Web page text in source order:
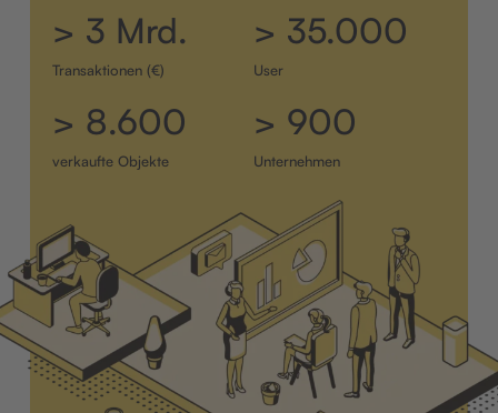
> 3 Mrd.
Transaktionen (€)
> 35.000
User
> 8.600
verkaufte Objekte
> 900
Unternehmen